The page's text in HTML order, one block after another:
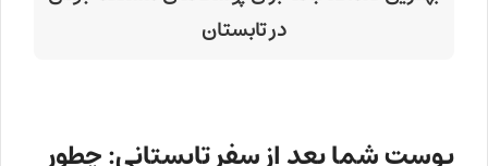
در تابستان
پوست شما بعد از سفر تابستانی: چطور